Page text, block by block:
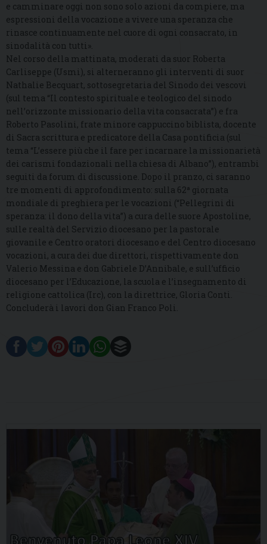
e camminare oggi non sono solo azioni da compiere, ma
espressioni della vocazione a vivere una speranza che
rinasce continuamente nel cuore di ogni consacrato, in
sinodalità con tutti».
Nel corso della mattinata, moderati da suor Roberta
Carliseppe (Usmi), si alterneranno gli interventi di suor
Nathalie Becquart, sottosegretaria del Sinodo dei vescovi
(sul tema “Il contesto spirituale e teologico del sinodo
nell’orizzonte missionario della vita consacrata”) e fra
Roberto Pasolini, frate minore cappuccino biblista, docente
di Sacra scrittura e predicatore della Casa pontificia (sul
tema “L’essere più che il fare per incarnare la missionarietà
dei carismi fondazionali nella chiesa di Albano”), entrambi
seguiti da forum di discussione. Dopo il pranzo, ci saranno
tre momenti di approfondimento: sulla 62ª giornata
mondiale di preghiera per le vocazioni (“Pellegrini di
speranza: il dono della vita”) a cura delle suore Apostoline,
sulle realtà del Servizio diocesano per la pastorale
giovanile e Centro oratori diocesano e del Centro diocesano
vocazioni, a cura dei due direttori, rispettivamente don
Valerio Messina e don Gabriele D’Annibale, e sull’ufficio
diocesano per l’Educazione, la scuola e l’insegnamento di
religione cattolica (Irc), con la direttrice, Gloria Conti.
Concluderà i lavori don Gian Franco Poli.